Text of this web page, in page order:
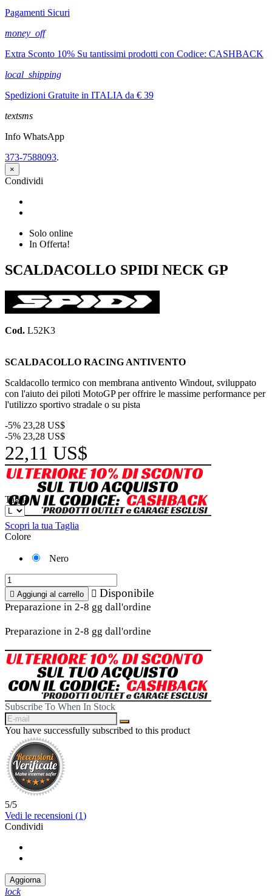
Pagamenti Sicuri
money_off
Extra Sconto 10% Su tantissimi prodotti con Codice: CASHBACK
local_shipping
Spedizioni Gratuite in ITALIA da € 39
textsms
Info WhatsApp
373-7588093.
×
Condividi
Solo online
In Offerta!
SCALDACOLLO SPIDI NECK GP
Cod. L52K3
SCALDACOLLO RACING ANTIVENTO
Scaldacollo termico con membrana antivento Windout, sviluppato
con l'aiuto dei piloti MotoGP per offrire le massime performance per
l'utilizzo sportivo stradale o su pista
-5% 23,28 US$
-5% 23,28 US$
22,11 US$
Taglia
Scopri la tua Taglia
Colore
Nero
 Aggiungi al carrello  Disponibile
Preparazione in 2-8 gg dall'ordine
Preparazione in 2-8 gg dall'ordine
Subscribe To When In Stock
You have successfully subscribed to this product
5/5
Vedi le recensioni (1)
Condividi
lock